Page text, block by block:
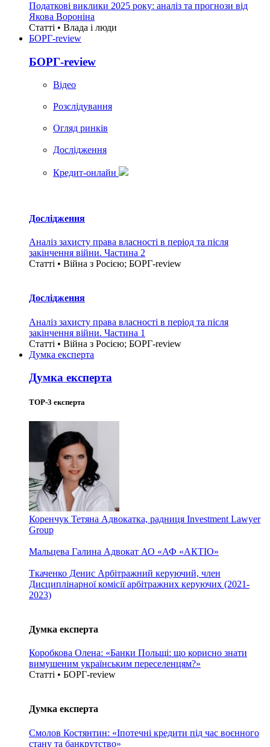
Податкові виклики 2025 року: аналіз та прогнози від
Якова Вороніна
Статті • Влада i люди
БОРГ-review
БОРГ-review
Вiдео
Розслідування
Огляд ринків
Дослідження
Кредит-онлайн
Дослідження
Аналіз захисту права власності в період та після
закінчення війни. Частина 2
Статті • Війна з Росією; БОРГ-review
Дослідження
Аналіз захисту права власності в період та після
закінчення війни. Частина 1
Статті • Війна з Росією; БОРГ-review
Думка експерта
Думка експерта
TOP-3 експерта
Коренчук Тетяна Адвокатка, радниця Investment Lawyer
Group
Мальцева Галина Адвокат АО «АФ «АКТІО»
Ткаченко Денис Арбітражний керуючий, член
Дисциплінарної комісії арбітражних керуючих (2021-
2023)
Думка експерта
Коробкова Олена: «Банки Польщі: що корисно знати
вимушеним українським переселенцям?»
Статті • БОРГ-review
Думка експерта
Смолов Костянтин: «Іпотечні кредити під час воєнного
стану та банкрутство»